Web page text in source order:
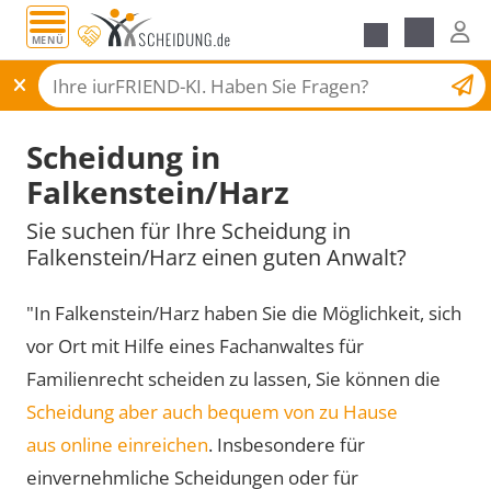
MENÜ
Scheidungsantrag
Scheidung in
Falkenstein/Harz
Sie suchen für Ihre Scheidung in
Falkenstein/Harz einen guten Anwalt?
"In Falkenstein/Harz haben Sie die Möglichkeit, sich
vor Ort mit Hilfe eines Fachanwaltes für
Familienrecht scheiden zu lassen, Sie können die
Scheidung aber auch bequem von zu Hause
aus online einreichen. Insbesondere für
einvernehmliche Scheidungen oder für